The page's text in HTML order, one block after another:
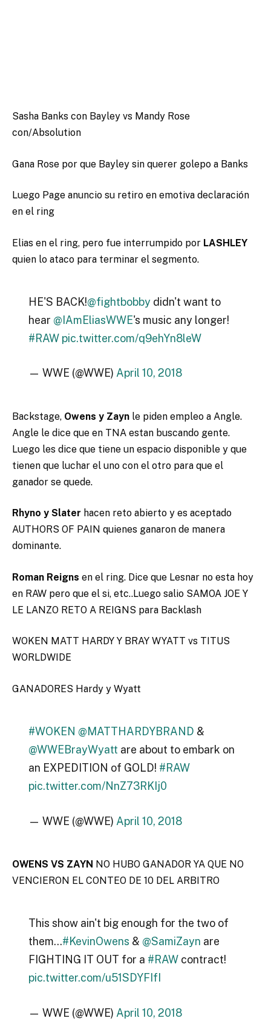
Sasha Banks con Bayley vs Mandy Rose
con/Absolution
Gana Rose por que Bayley sin querer golepo a Banks
Luego Page anuncio su retiro en emotiva declaración
en el ring
Elias en el ring, pero fue interrumpido por LASHLEY
quien lo ataco para terminar el segmento.
HE'S BACK!@fightbobby didn't want to
hear @IAmEliasWWE's music any longer!
#RAW pic.twitter.com/q9ehYn8leW
— WWE (@WWE) April 10, 2018
Backstage, Owens y Zayn le piden empleo a Angle.
Angle le dice que en TNA estan buscando gente.
Luego les dice que tiene un espacio disponible y que
tienen que luchar el uno con el otro para que el
ganador se quede.
Rhyno y Slater hacen reto abierto y es aceptado
AUTHORS OF PAIN quienes ganaron de manera
dominante.
Roman Reigns en el ring. Dice que Lesnar no esta hoy
en RAW pero que el si, etc..Luego salio SAMOA JOE Y
LE LANZO RETO A REIGNS para Backlash
WOKEN MATT HARDY Y BRAY WYATT vs TITUS
WORLDWIDE
GANADORES Hardy y Wyatt
#WOKEN @MATTHARDYBRAND &
@WWEBrayWyatt are about to embark on
an EXPEDITION of GOLD! #RAW
pic.twitter.com/NnZ73RKIj0
— WWE (@WWE) April 10, 2018
OWENS VS ZAYN NO HUBO GANADOR YA QUE NO
VENCIERON EL CONTEO DE 10 DEL ARBITRO
This show ain't big enough for the two of
them…#KevinOwens & @SamiZayn are
FIGHTING IT OUT for a #RAWcontract!
pic.twitter.com/u51SDYFIfI
— WWE (@WWE) April 10, 2018